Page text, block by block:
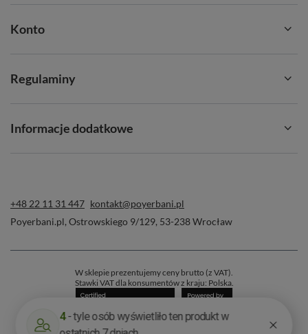
Konto
Regulaminy
Informacje dodatkowe
+48 22 11 31 447 kontakt@poyerbani.pl
Poyerbani.pl, Ostrowskiego 9/129, 53-238Wrocław
W sklepie prezentujemy ceny brutto (z VAT).
Stawki VAT dla konsumentów z kraju: Polska.